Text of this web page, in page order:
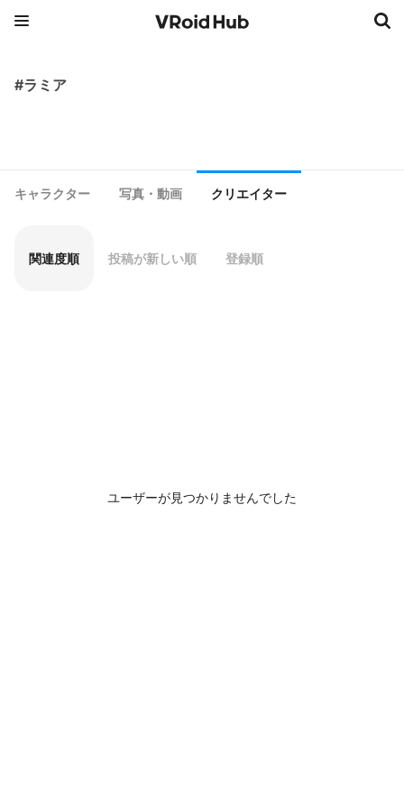
#ラミア
キャラクター 写真・動画 クリエイター
関連度順 投稿が新しい順 登録順
ユーザーが見つかりませんでした